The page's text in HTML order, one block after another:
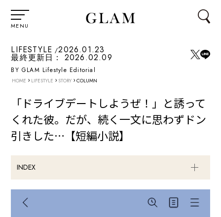
MENU
LIFESTYLE 2026.01.23
最終更新日： 2026.02.09
BY GLAM Lifestyle Editorial
HOME › LIFESTYLE › STORY › COLUMN
「ドライブデートしようぜ！」と誘って
くれた彼。だが、続く一文に思わずドン
引きした…【短編小説】
INDEX